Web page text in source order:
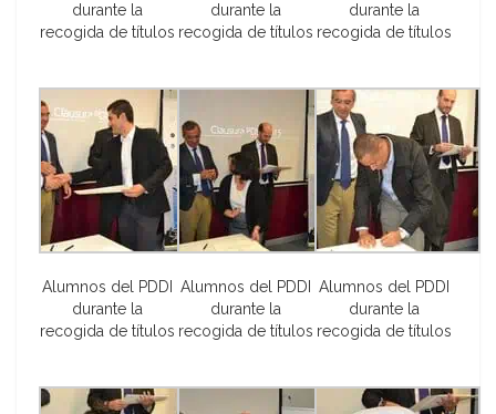
durante la
recogida de títulos
durante la
recogida de títulos
durante la
recogida de títulos
Alumnos del PDDI
durante la
recogida de títulos
Alumnos del PDDI
durante la
recogida de títulos
Alumnos del PDDI
durante la
recogida de títulos